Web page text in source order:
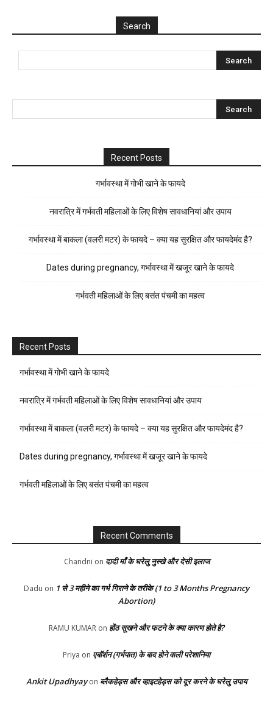
Search
Recent Posts
गर्भावस्था में गोभी खाने के फायदे
नवरात्रि में गर्भवती महिलाओं के लिए विशेष सावधानियां और उपाय
गर्भावस्था में बाकला (वलरी मटर) के फायदे – क्या यह सुरक्षित और फायदेमंद है?
Dates during pregnancy, गर्भावस्था में खजूर खाने के फायदे
गर्भवती महिलाओं के लिए बसंत पंचमी का महत्व
Recent Posts
गर्भावस्था में गोभी खाने के फायदे
नवरात्रि में गर्भवती महिलाओं के लिए विशेष सावधानियां और उपाय
गर्भावस्था में बाकला (वलरी मटर) के फायदे – क्या यह सुरक्षित और फायदेमंद है?
Dates during pregnancy, गर्भावस्था में खजूर खाने के फायदे
गर्भवती महिलाओं के लिए बसंत पंचमी का महत्व
Recent Comments
Chandni on दादी माँ के घरेलु नुस्खे और देसी इलाज
Dadu on 1 से 3 महीने का गर्भ गिराने के तरीके (1 to 3 Months Pregnancy
Abortion)
RAMU KUMAR on होंठ सूखने और फटने के क्या कारण होते है?
Priya on एबॉर्शन (गर्भपात) के बाद होने वाली परेशानिया
Ankit Upadhyayon ब्लैकहेड्स और व्हाइटहेड्स को दूर करने के घरेलु उपाय